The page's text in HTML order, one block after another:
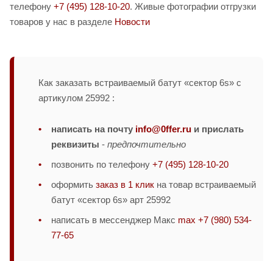
телефону +7 (495) 128-10-20. Живые фотографии отгрузки
товаров у нас в разделе Новости
Как заказать встраиваемый батут «сектор 6s» с
артикулом 25992 :
написать на почту info@0ffer.ru и прислать
реквизиты - предпочтительно
позвонить по телефону +7 (495) 128-10-20
оформить заказ в 1 клик на товар встраиваемый
батут «сектор 6s» арт 25992
написать в мессенджер Макс max +7 (980) 534-
77-65